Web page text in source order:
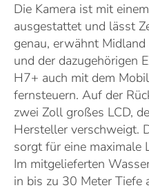
Die Kamera ist mit
ausgestattet und lässt
genau, erwähnt
und der dazugehörigen
H7+ auch mit dem
fernsteuern. Auf der
zwei Zoll großes LCD,
Hersteller verschweigt.
sorgt für eine maximale
Im mitgelieferten
in bis zu 30 Meter Tiefe